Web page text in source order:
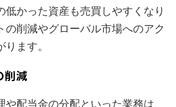
低かった資産も売買しやすくなり
の削減やグローバル市場へのアク
ます。
削減
や配当金の分配といった業務は、